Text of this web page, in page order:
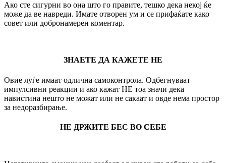
Ако сте сигурни во она што го правите, тешко дека некој ќе
може да ве навреди. Имате отворен ум и се прифаќате како
совет или добронамерен коментар.
ЗНАЕТЕ ДА КАЖЕТЕ НЕ
Овие луѓе имаат одлична самоконтрола. Одбегнуваат
импулсивни реакции и ако кажат НЕ тоа значи дека
навистина нешто не можат или не сакаат и овде нема простор
за недоразбирање.
НЕ ДРЖИТЕ БЕС ВО СЕБЕ